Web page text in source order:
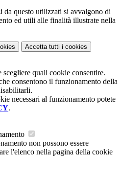
da questo utilizzati si avvalgono di
ed utili alle finalità illustrate nella
Accetta tutti i cookies
scegliere quali cookie consentire.
consentono il funzionamento della
necessari al funzionamento potete
.
non possono essere
l'elenco nella pagina della cookie